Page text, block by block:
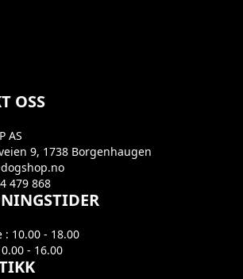
OSS
AS
9, 1738 Borgenhaugen
479 868
: 10.00 - 18.00
- 16.00